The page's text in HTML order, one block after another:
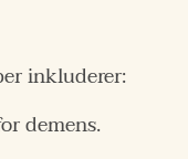
inkluderer:
demens.